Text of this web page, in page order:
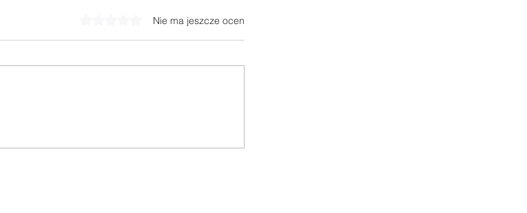
💰💰💰 Sprawdzamy
Oceniono na 0 z 5 gwiazdek.
Nie ma jeszcze ocen